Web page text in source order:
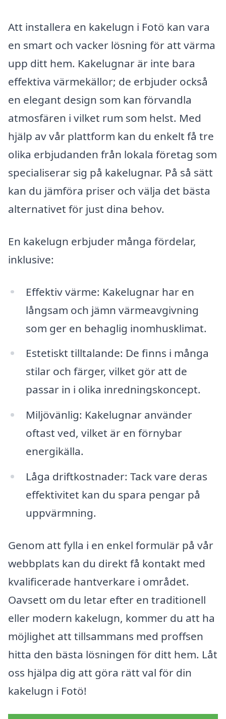
Att installera en kakelugn i Fotö kan vara
en smart och vacker lösning för att värma
upp ditt hem. Kakelugnar är inte bara
effektiva värmekällor; de erbjuder också
en elegant design som kan förvandla
atmosfären i vilket rum som helst. Med
hjälp av vår plattform kan du enkelt få tre
olika erbjudanden från lokala företag som
specialiserar sig på kakelugnar. På så sätt
kan du jämföra priser och välja det bästa
alternativet för just dina behov.
En kakelugn erbjuder många fördelar,
inklusive:
Effektiv värme: Kakelugnar har en
långsam och jämn värmeavgivning
som ger en behaglig inomhusklimat.
Estetiskt tilltalande: De finns i många
stilar och färger, vilket gör att de
passar in i olika inredningskoncept.
Miljövänlig: Kakelugnar använder
oftast ved, vilket är en förnybar
energikälla.
Låga driftkostnader: Tack vare deras
effektivitet kan du spara pengar på
uppvärmning.
Genom att fylla i en enkel formulär på vår
webbplats kan du direkt få kontakt med
kvalificerade hantverkare i området.
Oavsett om du letar efter en traditionell
eller modern kakelugn, kommer du att ha
möjlighet att tillsammans med proffsen
hitta den bästa lösningen för ditt hem. Låt
oss hjälpa dig att göra rätt val för din
kakelugn i Fotö!